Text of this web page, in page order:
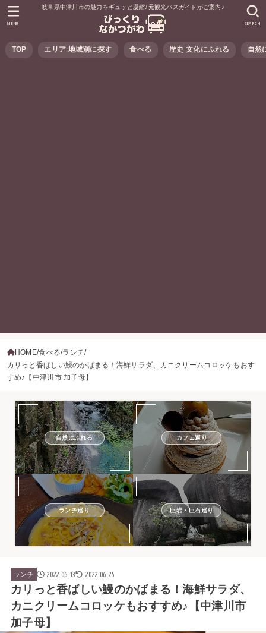
岐阜県中津川市の魅力をギュッと凝縮♪元観光バスガイドがご案内♪
TOP エリア 地域別に探す 食べる 歴史 文化にふれる 自然
SEARCH
MENU
HOME 食べる ランチ
カリっと香ばしい鰻のかばまる！海鮮サラダ、カニクリームコロッケもおす
すめ♪【中津川市 加子母】
自然にふれる カフェ巡り
ランチ巡り 巨岩・巨石巡り
ランチ 2022.06.13 2022.06.25
カリっと香ばしい鰻のかばまる！海鮮サラダ、
カニクリームコロッケもおすすめ♪【中津川市
加子母】